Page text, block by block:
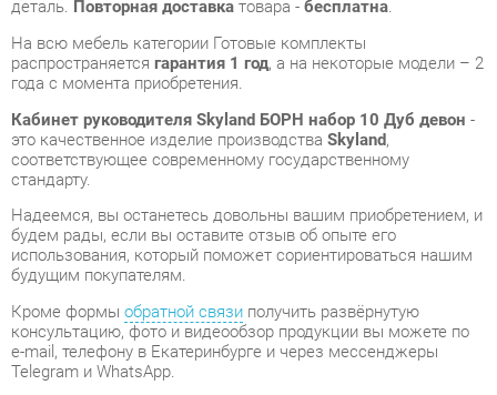
Кабинет руководителя Skyland БОРН набор 10 Дуб девон
соответствующее современному государственному
стандарту.
будем рады, если вы оставите отзыв об опыте его
использования, который поможет сориентироваться нашим
будущим покупателям.
консультацию, фото и видеообзор продукции вы можете по
e-mail, телефону в Екатеринбурге и через мессенджеры
Telegram и WhatsApp.
Готовые комплекты также можно сравнить между собой в
нашем шоу-руме и купить Кабинет руководителя Skyland
БОРН набор 10 Дуб девон, самостоятельно забрав его с
нашего центрального склада в г. Екатеринбург. Полный
список адресов и магазинов смотрите на странице
контактов.